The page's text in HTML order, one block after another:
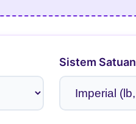
Sistem Satuan